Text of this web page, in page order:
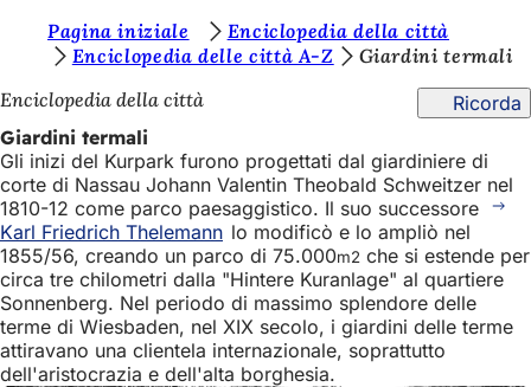
Vai al contenuto
e
t
e
q
u
i
:
Pagina iniziale
Enciclopedia della città
Enciclopedia delle città A-Z
Giardini termali
Enciclopedia della città
Ricorda
Giardini termali
Gli inizi del Kurpark furono progettati dal giardiniere di
corte di Nassau Johann Valentin Theobald Schweitzer nel
1810-12 come parco paesaggistico. Il suo successore
Karl Friedrich Thelemann lo modificò e lo ampliò nel
1855/56, creando un parco di 75.000m2 che si estende per
circa tre chilometri dalla "Hintere Kuranlage" al quartiere
Sonnenberg. Nel periodo di massimo splendore delle
terme di Wiesbaden, nel XIX secolo, i giardini delle terme
attiravano una clientela internazionale, soprattutto
dell'aristocrazia e dell'alta borghesia.